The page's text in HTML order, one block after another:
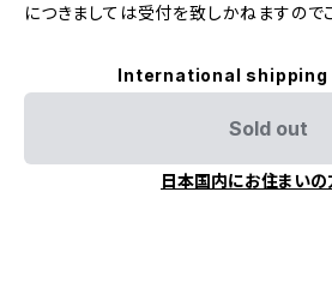
につきましては受付を致しかねますので
International shipping
Sold out
日本国内にお住まいの